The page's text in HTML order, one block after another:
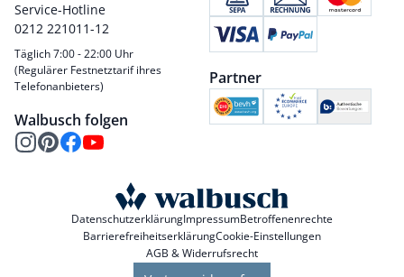
Service-Hotline
0212 221011-12
Täglich 7:00 - 22:00 Uhr
(Regulärer Festnetztarif ihres
Telefonanbieters)
Walbusch folgen
Partner
DatenschutzerklärungImpressumBetroffenenrechte
BarrierefreiheitserklärungCookie-Einstellungen
AGB & Widerrufsrecht